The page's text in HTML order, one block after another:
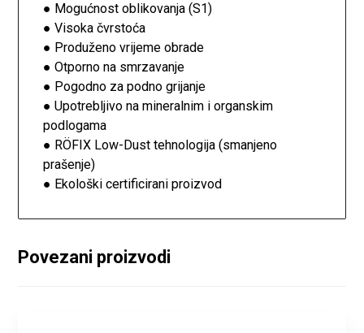
● Mogućnost oblikovanja (S1)
● Visoka čvrstoća
● Produženo vrijeme obrade
● Otporno na smrzavanje
● Pogodno za podno grijanje
● Upotrebljivo na mineralnim i organskim
podlogama
● RÖFIX Low-Dust tehnologija (smanjeno
prašenje)
● Ekološki certificirani proizvod
Povezani proizvodi